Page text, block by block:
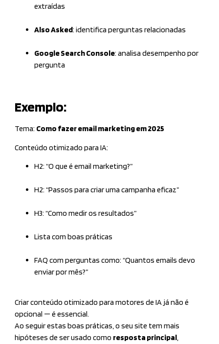
extraídas
Also Asked: identifica perguntas relacionadas
Google Search Console: analisa desempenho por
pergunta
Exemplo:
Tema: Como fazer email marketing em 2025
Conteúdo otimizado para IA:
H2: “O que é email marketing?”
H2: “Passos para criar uma campanha eficaz”
H3: “Como medir os resultados”
Lista com boas práticas
FAQ com perguntas como: “Quantos emails devo
enviar por mês?”
Criar conteúdo otimizado para motores de IA já não é
opcional — é essencial.
Ao seguir estas boas práticas, o seu site tem mais
hipóteses de ser usado como resposta principal,